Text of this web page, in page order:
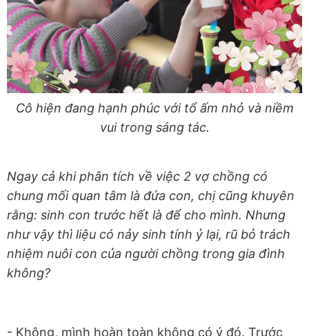
Cô hiện đang hạnh phúc với tổ ấm nhỏ và niềm
vui trong sáng tác.
Ngay cả khi phân tích về việc 2 vợ chồng có
chung mối quan tâm là đứa con, chị cũng khuyên
rằng: sinh con trước hết là để cho mình. Nhưng
như vậy thì liệu có nảy sinh tính ỷ lại, rũ bỏ trách
nhiệm nuôi con của người chồng trong gia đình
không?
- Không, mình hoàn toàn không có ý đó. Trước